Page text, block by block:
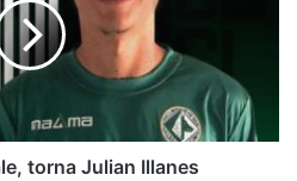
torna Julian Illanes